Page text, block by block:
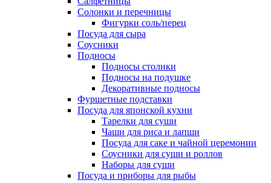
Солонки и перечницы
Фигурки соль/перец
Посуда для сыра
Соусники
Подносы
Подносы столики
Подносы на подушке
Декоративные подносы
Фуршетные подставки
Посуда для японской кухни
Тарелки для суши
Чаши для риса и лапши
Посуда для саке и чайной церемонии
Соусники для суши и роллов
Наборы для суши
Посуда и приборы для рыбы